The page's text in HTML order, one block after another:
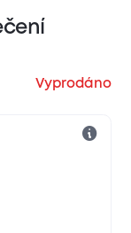
Vyprodáno